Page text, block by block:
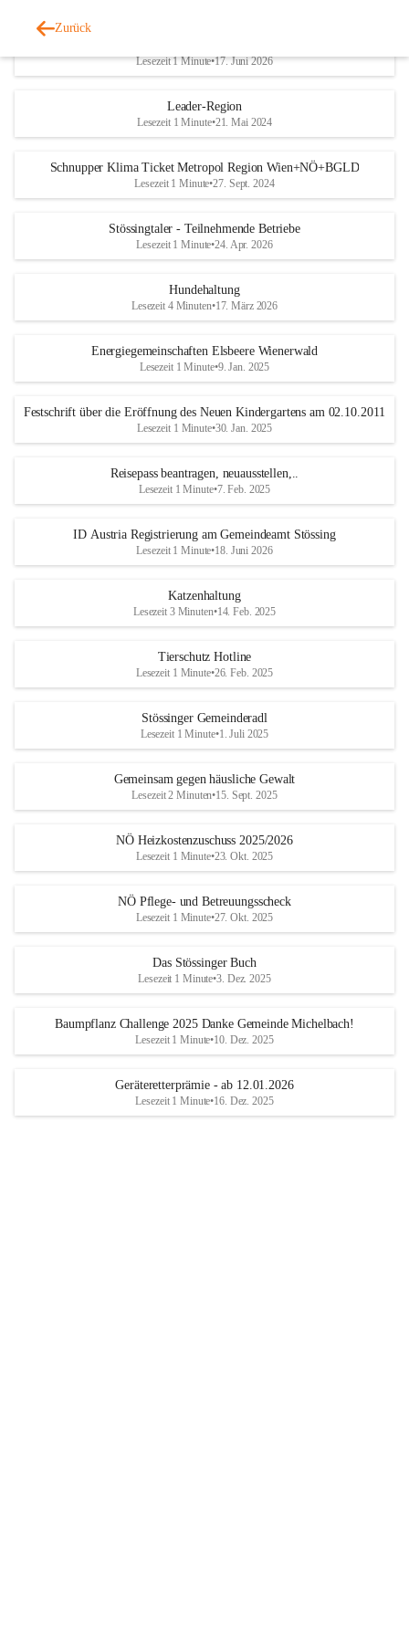
Zurück
Lesezeit 1 Minute•17. Juni 2026
Leader-Region
Lesezeit 1 Minute•21. Mai 2024
Schnupper Klima Ticket Metropol Region Wien+NÖ+BGLD
Lesezeit 1 Minute•27. Sept. 2024
Stössingtaler - Teilnehmende Betriebe
Lesezeit 1 Minute•24. Apr. 2026
Hundehaltung
Lesezeit 4 Minuten•17. März 2026
Energiegemeinschaften Elsbeere Wienerwald
Lesezeit 1 Minute•9. Jan. 2025
Festschrift über die Eröffnung des Neuen Kindergartens am 02.10.2011
Lesezeit 1 Minute•30. Jan. 2025
Reisepass beantragen, neuausstellen,..
Lesezeit 1 Minute•7. Feb. 2025
ID Austria Registrierung am Gemeindeamt Stössing
Lesezeit 1 Minute•18. Juni 2026
Katzenhaltung
Lesezeit 3 Minuten•14. Feb. 2025
Tierschutz Hotline
Lesezeit 1 Minute•26. Feb. 2025
Stössinger Gemeinderadl
Lesezeit 1 Minute•1. Juli 2025
Gemeinsam gegen häusliche Gewalt
Lesezeit 2 Minuten•15. Sept. 2025
NÖ Heizkostenzuschuss 2025/2026
Lesezeit 1 Minute•23. Okt. 2025
NÖ Pflege- und Betreuungsscheck
Lesezeit 1 Minute•27. Okt. 2025
Das Stössinger Buch
Lesezeit 1 Minute•3. Dez. 2025
Baumpflanz Challenge 2025 Danke Gemeinde Michelbach!
Lesezeit 1 Minute•10. Dez. 2025
Geräteretterprämie - ab 12.01.2026
Lesezeit 1 Minute•16. Dez. 2025